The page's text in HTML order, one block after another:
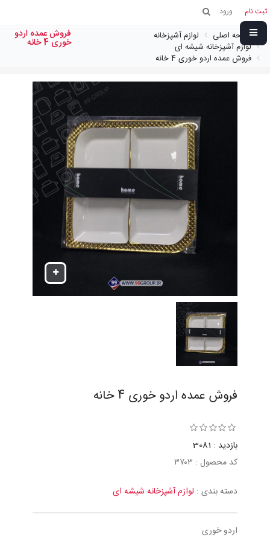
ثبت نام ورود
صفحه اصلی
لوازم آشپزخانه
لوازم آشپزخانه شیشه ای
فروش عمده اردو خوری 4 خانه
فروش عمده اردو
خوری 4 خانه
فروش عمده اردو خوری 4 خانه
بازدید : 3081
کد محصول : ٣٧٠٣
دسته بندی : لوازم آشپزخانه شیشه ای
اردو خوری